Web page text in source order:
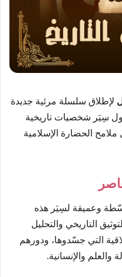
لإطلاق سلسلة مرئية جديدة
سِيَر شخصيات تاريخية
الحضارة الإسلامية
وعميقة لسِيَر هذه
التاريخي والتحليل
التي جسّدوها، ودورهم
والعلم والإنسانية.